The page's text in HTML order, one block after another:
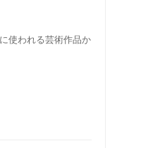
使われる芸術作品か